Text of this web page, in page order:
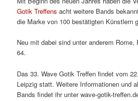
Gotik Treffens acht weitere Bands
die Marke von 100 bestätigten Künstlern
Neu mit dabei sind unter anderem Rome,
64.
Das 33. Wave Gotik Treffen findet vom
Leipzig statt. Weitere Informationen und
Bands findet ihr unter wave-gotik-